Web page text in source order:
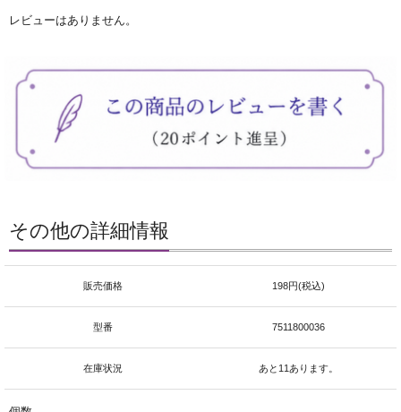
レビューはありません。
その他の詳細情報
販売価格 198円(税込)
型番 7511800036
在庫状況 あと11あります。